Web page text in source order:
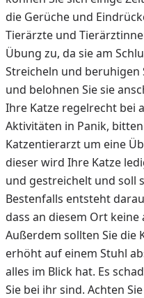
die Gerüche und
Tierärzte und
Übung zu, da sie am
Streicheln und beruhigen
und belohnen Sie sie
Ihre Katze regelrecht bei
Aktivitäten in Panik,
Katzentierarzt um eine
dieser wird Ihre Katze
und gestreichelt und soll
Bestenfalls entsteht
dass an diesem Ort
Außerdem sollten Sie die
erhöht auf einem Stuhl
alles im Blick hat. Es
Sie bei ihr sind. Achten